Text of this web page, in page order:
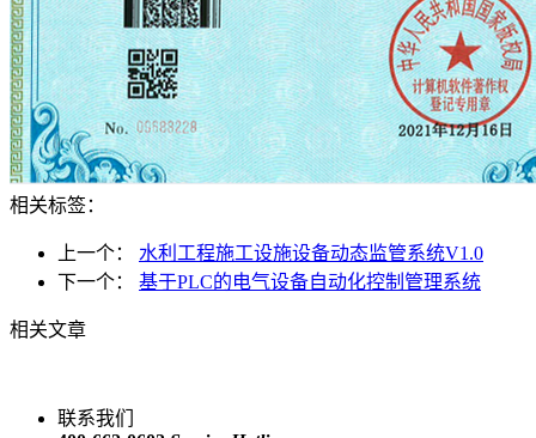
相关标签：
上一个： 水利工程施工设施设备动态监管系统V1.0
下一个： 基于PLC的电气设备自动化控制管理系统
相关文章
联系我们